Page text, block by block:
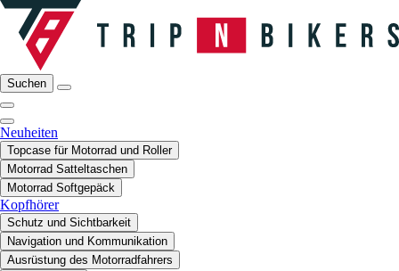
Suchen
Neuheiten
Topcase für Motorrad und Roller
Motorrad Satteltaschen
Motorrad Softgepäck
Kopfhörer
Schutz und Sichtbarkeit
Navigation und Kommunikation
Ausrüstung des Motorradfahrers